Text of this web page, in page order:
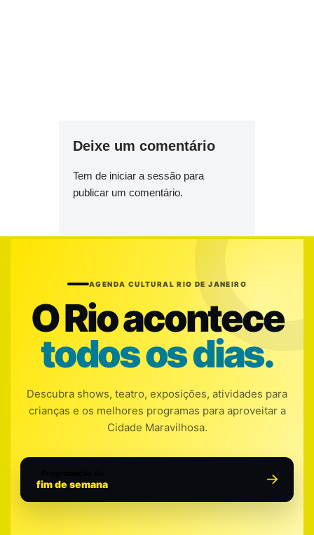
Deixe um comentário
Tem de iniciar a sessão para
publicar um comentário.
AGENDA CULTURAL RIO DE JANEIRO
O Rio acontece
todos os dias.
Descubra shows, teatro, exposições, atividades para
crianças e os melhores programas para aproveitar a
Cidade Maravilhosa.
fim de semana